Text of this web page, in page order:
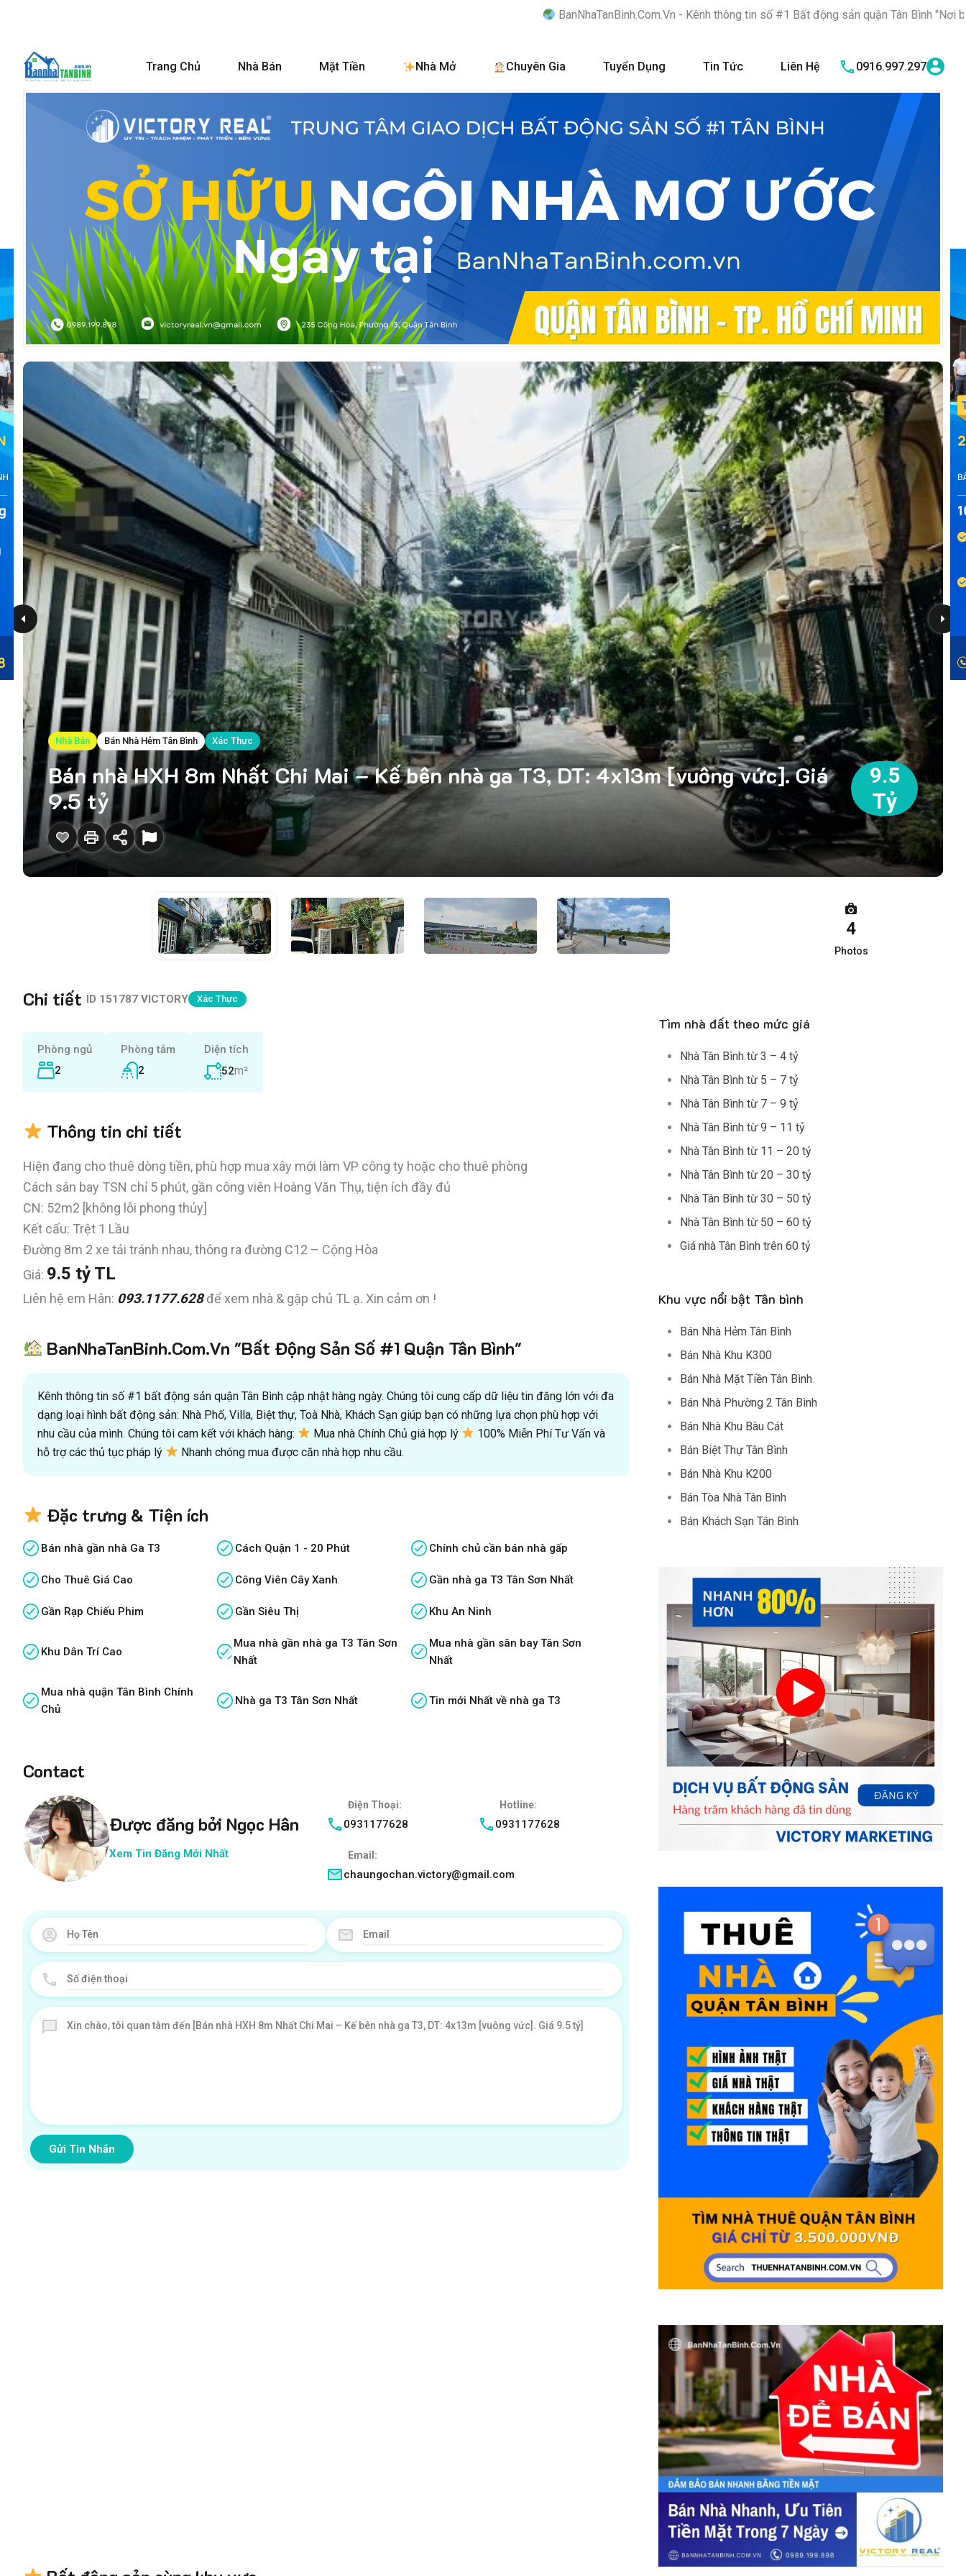
BanNhaTanBinh.Com.Vn - Kênh thông tin số #1 Bất động sản quận Tân Bình "Nơi bạn tìm kiếm bất
Trang Chủ Nhà Bán Mặt Tiền Nhà Mở Chuyên Gia Tuyển Dụng Tin Tức Liên Hệ 0916.997.297
Nhà Bán Bán Nhà Hẻm Tân Bình Xác Thực
Bán nhà HXH 8m Nhất Chi Mai – Kế bên nhà ga T3, DT: 4x13m [vuông vức]. Giá
9.5 tỷ
9.5
Tỷ
4
Photos
Chi tiết ID 151787 VICTORY Xác Thực
Phòng ngủ
2
Phòng tắm
2
Diện tích
52m²
Thông tin chi tiết
Hiện đang cho thuê dòng tiền, phù hợp mua xây mới làm VP công ty hoặc cho thuê phòng
Cách sân bay TSN chỉ 5 phút, gần công viên Hoàng Văn Thụ, tiện ích đầy đủ
CN: 52m2 [không lỗi phong thủy]
Kết cấu: Trệt 1 Lầu
Đường 8m 2 xe tải tránh nhau, thông ra đường C12 – Cộng Hòa
Giá: 9.5 tỷ TL
Liên hệ em Hân: 093.1177.628 để xem nhà & gặp chủ TL ạ. Xin cảm ơn !
BanNhaTanBinh.Com.Vn "Bất Động Sản Số #1 Quận Tân Bình"
Kênh thông tin số #1 bất động sản quận Tân Bình cập nhật hàng ngày. Chúng tôi cung cấp dữ liệu tin đăng lớn với đa
dạng loại hình bất động sản: Nhà Phố, Villa, Biệt thự, Toà Nhà, Khách Sạn giúp bạn có những lựa chọn phù hợp với
nhu cầu của mình. Chúng tôi cam kết với khách hàng:
Mua nhà Chính Chủ giá hợp lý
100% Miễn Phí Tư Vấn và
hỗ trợ các thủ tục pháp lý
Nhanh chóng mua được căn nhà hợp nhu cầu.
Đặc trưng & Tiện ích
Bán nhà gần nhà Ga T3 Cách Quận 1 - 20 Phút Chính chủ cần bán nhà gấp
Cho Thuê Giá Cao Công Viên Cây Xanh Gần nhà ga T3 Tân Sơn Nhất
Gần Rạp Chiếu Phim Gần Siêu Thị Khu An Ninh
Khu Dân Trí Cao
Mua nhà gần nhà ga T3 Tân Sơn
Nhất
Mua nhà gần sân bay Tân Sơn
Nhất
Mua nhà quận Tân Bình Chính
Chủ
Nhà ga T3 Tân Sơn Nhất Tin mới Nhất về nhà ga T3
Contact
Được đăng bởi Ngọc Hân
Xem Tin Đăng Mới Nhất
Điện Thoại:
0931177628
Hotline:
0931177628
Email:
chaungochan.victory@gmail.com
Gửi Tin Nhắn
Tìm nhà đất theo mức giá
Nhà Tân Bình từ 3 – 4 tỷ
Nhà Tân Bình từ 5 – 7 tỷ
Nhà Tân Bình từ 7 – 9 tỷ
Nhà Tân Bình từ 9 – 11 tỷ
Nhà Tân Bình từ 11 – 20 tỷ
Nhà Tân Bình từ 20 – 30 tỷ
Nhà Tân Bình từ 30 – 50 tỷ
Nhà Tân Bình từ 50 – 60 tỷ
Giá nhà Tân Bình trên 60 tỷ
Khu vực nổi bật Tân bình
Bán Nhà Hẻm Tân Bình
Bán Nhà Khu K300
Bán Nhà Mặt Tiền Tân Bình
Bán Nhà Phường 2 Tân Bình
Bán Nhà Khu Bàu Cát
Bán Biệt Thự Tân Bình
Bán Nhà Khu K200
Bán Tòa Nhà Tân Bình
Bán Khách Sạn Tân Bình